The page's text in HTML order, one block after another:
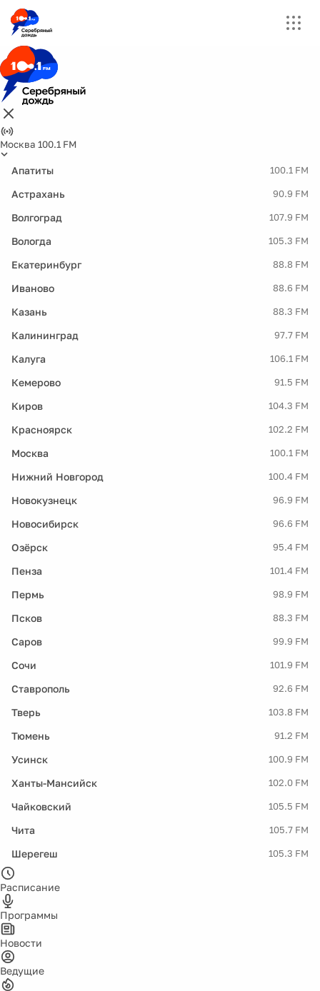
Москва 100.1 FM
Апатиты 100.1 FM
Астрахань 90.9 FM
Волгоград 107.9 FM
Вологда 105.3 FM
Екатеринбург 88.8 FM
Иваново 88.6 FM
Казань 88.3 FM
Калининград 97.7 FM
Калуга 106.1 FM
Кемерово 91.5 FM
Киров 104.3 FM
Красноярск 102.2 FM
Москва 100.1 FM
Нижний Новгород 100.4 FM
Новокузнецк 96.9 FM
Новосибирск 96.6 FM
Озёрск 95.4 FM
Пенза 101.4 FM
Пермь 98.9 FM
Псков 88.3 FM
Саров 99.9 FM
Сочи 101.9 FM
Ставрополь 92.6 FM
Тверь 103.8 FM
Тюмень 91.2 FM
Усинск 100.9 FM
Ханты-Мансийск 102.0 FM
Чайковский 105.5 FM
Чита 105.7 FM
Шерегеш 105.3 FM
Расписание
Программы
Новости
Ведущие